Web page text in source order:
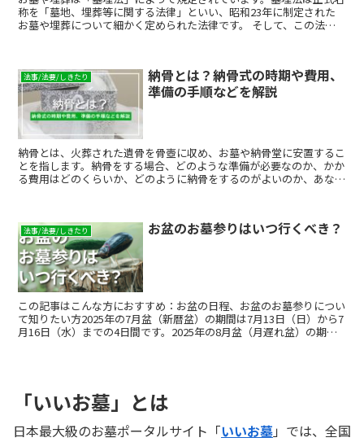
称を「墓地、埋葬等に関する法律」といい、昭和23年に制定された
お墓や埋葬について細かく定められた法律です。 そして、この法律
す。
法事/法要/しきたり
納骨とは？納骨式の時期や費用、
準備の手順などを解説
納骨とは、火葬された遺骨を骨壺に収め、お墓や納骨堂に安置するこ
とを指します。納骨をする場合、どのような準備が必要なのか、かか
る費用はどのくらいか、どのように納骨をするのがよいのか、あなた
抑える永代供養のほか、納骨法要に呼ぶ人、服装などのマナー、お香
典・御供物料、持ち物についても解説します。納骨をスムーズに取り
行うためにも、事前に知っておくとよいことをひとつずつお伝えしま
す。
法事/法要/しきたり お盆のお墓参りはいつ行くべき？
この記事はこんな方におすすめ：お盆の日程、お盆のお墓参りについ
て知りたい方2025年の7月盆（新暦盆）の期間は7月13日（日）から7
月16日（水）までの4日間です。2025年の8月盆（月遅れ盆）の期間
「いいお墓」とは
日本最大級のお墓ポータルサイト「いいお墓」では、全国